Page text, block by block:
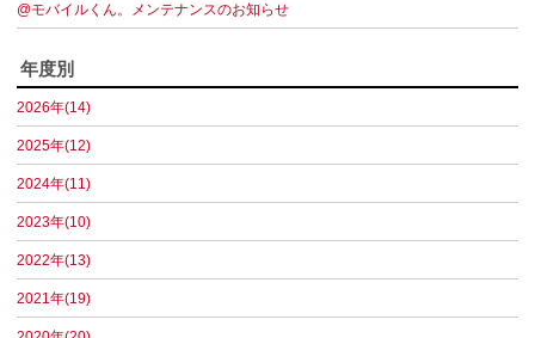
@モバイルくん。メンテナンスのお知らせ
年度別
2026年(14)
2025年(12)
2024年(11)
2023年(10)
2022年(13)
2021年(19)